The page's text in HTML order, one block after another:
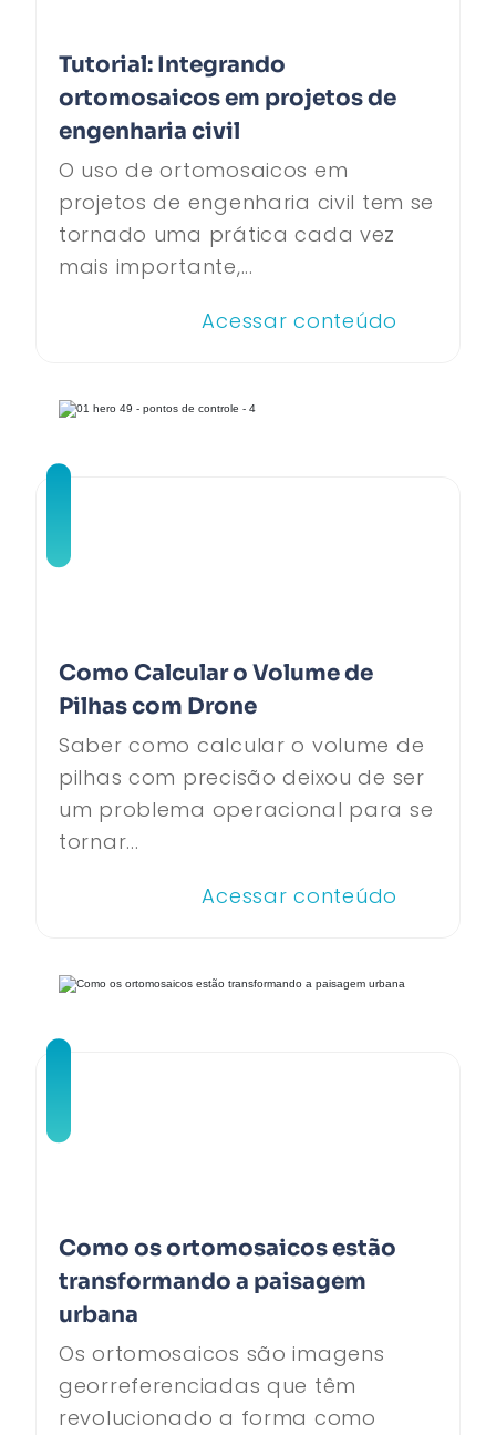
Tutorial: Integrando
ortomosaicos em projetos de
engenharia civil
O uso de ortomosaicos em
projetos de engenharia civil tem se
tornado uma prática cada vez
mais importante,...
Acessar conteúdo
Como Calcular o Volume de
Pilhas com Drone
Saber como calcular o volume de
pilhas com precisão deixou de ser
um problema operacional para se
tornar...
Acessar conteúdo
Como os ortomosaicos estão
transformando a paisagem
urbana
Os ortomosaicos são imagens
georreferenciadas que têm
revolucionado a forma como